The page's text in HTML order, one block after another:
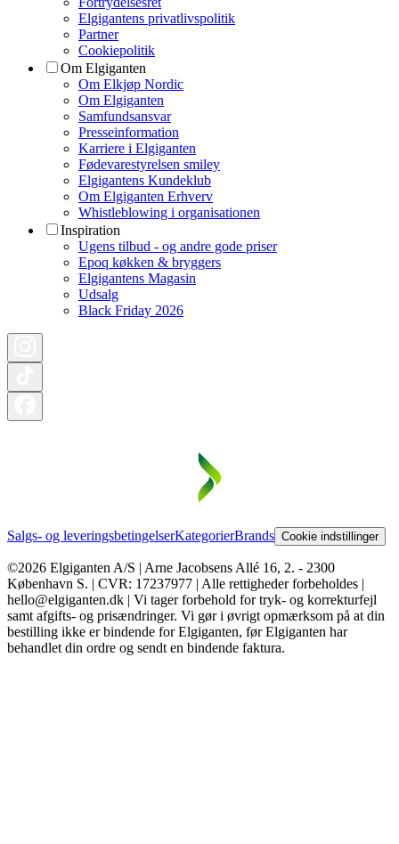
Elgigantens privatlivspolitik
Partner
Cookiepolitik
Om Elgiganten
Om Elkjøp Nordic
Om Elgiganten
Samfundsansvar
Presseinformation
Karriere i Elgiganten
Fødevarestyrelsen smiley
Elgigantens Kundeklub
Om Elgiganten Erhverv
Whistleblowing i organisationen
Inspiration
Ugens tilbud - og andre gode priser
Epoq køkken & bryggers
Elgigantens Magasin
Udsalg
Black Friday 2026
Salgs- og leveringsbetingelserKategorierBrands Cookie indstillinger
©2026 Elgiganten A/S | Arne Jacobsens Allé 16, 2. - 2300
København S. | CVR: 17237977 | Alle rettigheder forbeholdes |
hello@elgiganten.dk | Vi tager forbehold for tryk- og korrekturfejl
samt afgifts- og prisændringer. Vi gør i øvrigt opmærksom på at din
bestilling ikke er bindende for Elgiganten, før Elgiganten har
behandlet din ordre og sendt en bindende faktura.